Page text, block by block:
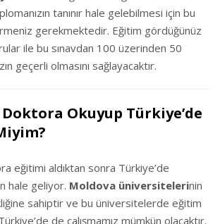
tanınır hale gelebilmesi için bu
gerekmektedir. Eğitim gördüğünüz
ile bu sınavdan 100 üzerinden 50
geçerli olmasını sağlayacaktır.
Doktora Okuyup Türkiye’de
eğitimi aldıktan sonra Türkiye’de
hale geliyor. Moldova üniversitelerinin
sahiptir ve bu üniversitelerde eğitim
de çalışmamız mümkün olacaktır.